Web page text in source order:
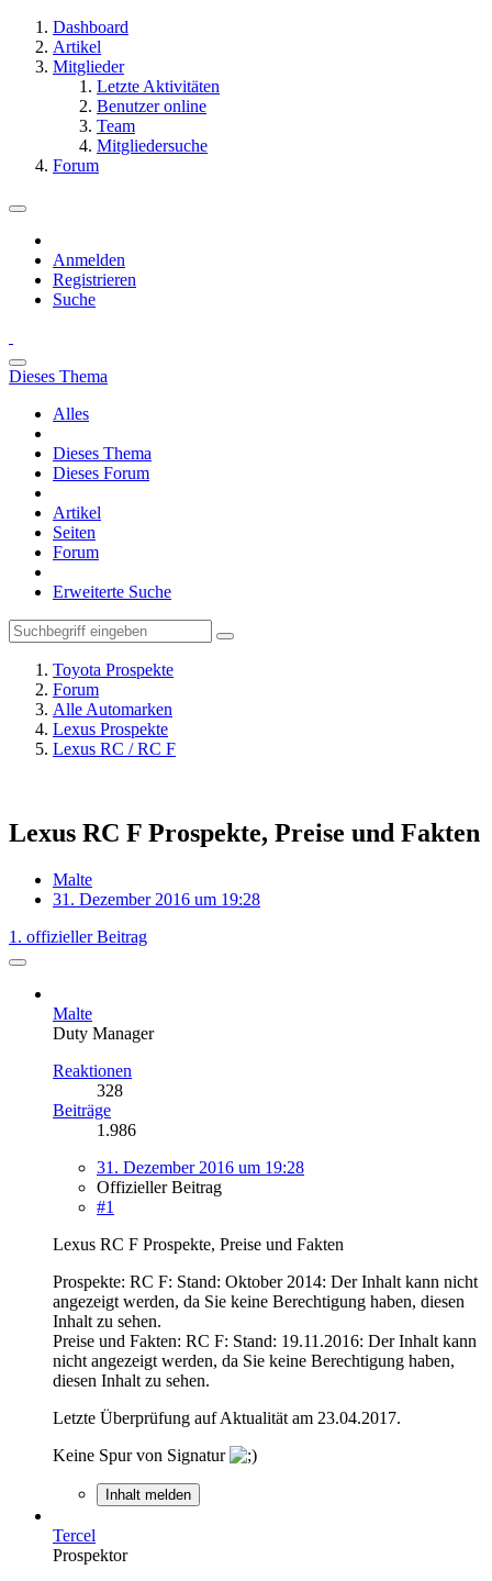
Dashboard
Artikel
Mitglieder
Letzte Aktivitäten
Benutzer online
Team
Mitgliedersuche
Forum
Anmelden
Registrieren
Suche
Dieses Thema
Alles
Dieses Thema
Dieses Forum
Artikel
Seiten
Forum
Erweiterte Suche
Toyota Prospekte
Forum
Alle Automarken
Lexus Prospekte
Lexus RC / RC F
Lexus RC F Prospekte, Preise und Fakten
Malte
31. Dezember 2016 um 19:28
1. offizieller Beitrag
Malte
Duty Manager
Reaktionen
328
Beiträge
1.986
31. Dezember 2016 um 19:28
Offizieller Beitrag
#1
Lexus RC F Prospekte, Preise und Fakten
Prospekte: RC F: Stand: Oktober 2014: Der Inhalt kann nicht
angezeigt werden, da Sie keine Berechtigung haben, diesen
Inhalt zu sehen.
Preise und Fakten: RC F: Stand: 19.11.2016: Der Inhalt kann
nicht angezeigt werden, da Sie keine Berechtigung haben,
diesen Inhalt zu sehen.
Letzte Überprüfung auf Aktualität am 23.04.2017.
Keine Spur von Signatur
Inhalt melden
Tercel
Prospektor